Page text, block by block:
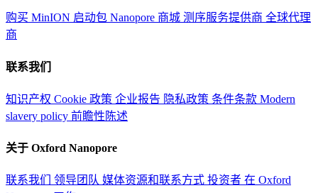
购买 MinION 启动包 Nanopore 商城 测序服务提供商 全球代理
商
联系我们
知识产权 Cookie 政策 企业报告 隐私政策 条件条款 Modern
slavery policy 前瞻性陈述
关于 Oxford Nanopore
联系我们 领导团队 媒体资源和联系方式 投资者 在 Oxford